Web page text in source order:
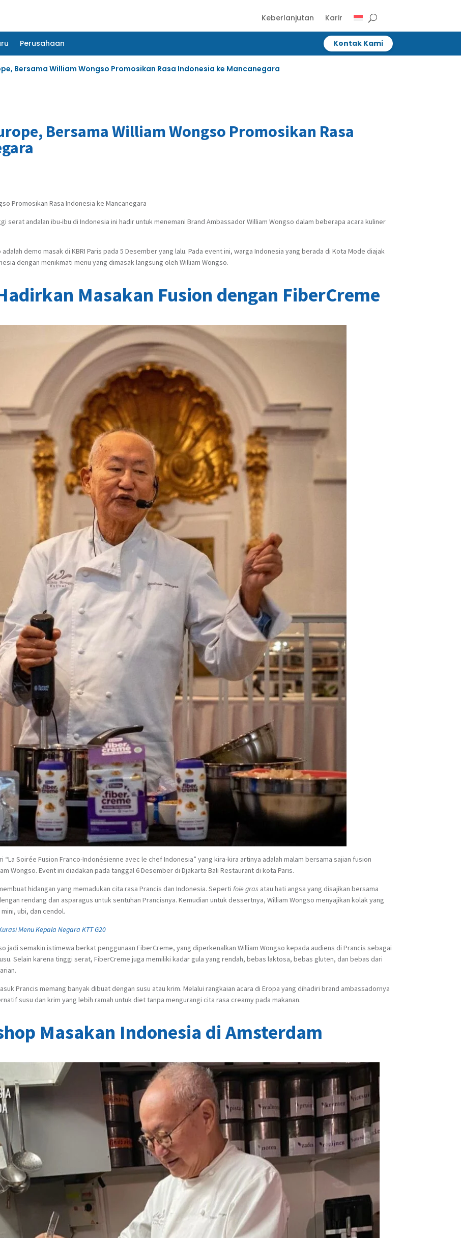
Keberlanjutan Karir
Perusahaan Kontak Kami
Perusahaan Kontak Kami
Bersama William Wongso Promosikan Rasa Indonesia ke Mancanegara
Bersama William Wongso Promosikan Rasa
Promosikan Rasa Indonesia ke Mancanegara
serat andalan ibu-ibu di Indonesia ini hadir untuk menemani Brand Ambassador William Wongso dalam beberapa acara kuliner
demo masak di KBRI Paris pada 5 Desember yang lalu. Pada event ini, warga Indonesia yang berada di Kota Mode diajak
dengan menikmati menu yang dimasak langsung oleh William Wongso.
Masakan Fusion dengan FiberCreme
“La Soirée Fusion Franco-Indonésienne avec le chef Indonesia” yang kira-kira artinya adalah malam bersama sajian fusion
Wongso. Event ini diadakan pada tanggal 6 Desember di Djakarta Bali Restaurant di kota Paris.
hidangan yang memadukan cita rasa Prancis dan Indonesia. Sepertifoie gras atau hati angsa yang disajikan bersama
rendang dan asparagus untuk sentuhan Prancisnya. Kemudian untuk dessertnya, William Wongso menyajikan kolak yang
ubi, dan cendol.
Menu Kepala Negara KTT G20
jadi semakin istimewa berkat penggunaan FiberCreme, yang diperkenalkan William Wongso kepada audiens di Prancis sebagai
Selain karena tinggi serat, FiberCreme juga memiliki kadar gula yang rendah, bebas laktosa, bebas gluten, dan bebas dari
Prancis memang banyak dibuat dengan susu atau krim. Melalui rangkaian acara di Eropa yang dihadiri brand ambassadornya
susu dan krim yang lebih ramah untuk diet tanpa mengurangi cita rasa creamy pada makanan.
Masakan Indonesia di Amsterdam